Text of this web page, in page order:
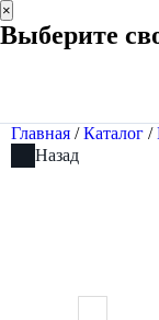
×
Выберите
Главная / Каталог /
Назад